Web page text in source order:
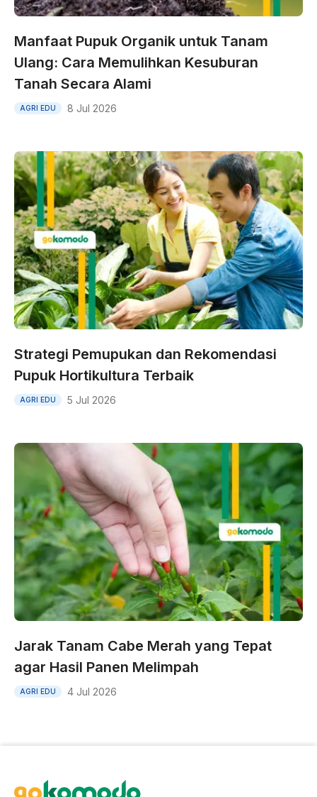
Manfaat Pupuk Organik untuk Tanam
Ulang: Cara Memulihkan Kesuburan
Tanah Secara Alami
AGRI EDU 8 Jul 2026
Strategi Pemupukan dan Rekomendasi
Pupuk Hortikultura Terbaik
AGRI EDU 5 Jul 2026
Jarak Tanam Cabe Merah yang Tepat
agar Hasil Panen Melimpah
AGRI EDU 4 Jul 2026